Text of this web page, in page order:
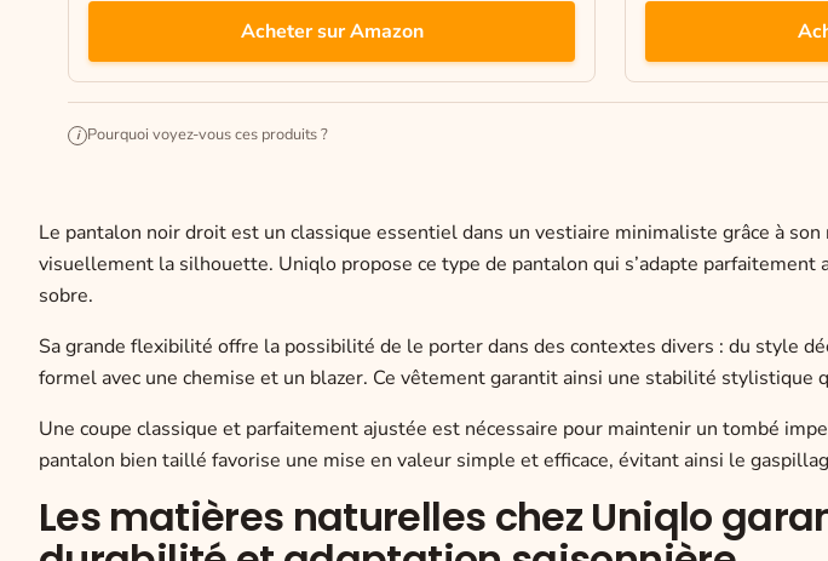
Acheter sur Amazon
i Pourquoi voyez-vous ces produits ?
Le pantalon noir droit est un classique essentiel dans un vestiaire minimaliste grâce à
visuellement la silhouette. Uniqlo propose ce type de pantalon qui s’adapte parfaitement
sobre.
Sa grande flexibilité offre la possibilité de le porter dans des contextes divers : du style
formel avec une chemise et un blazer. Ce vêtement garantit ainsi une stabilité stylistique
Une coupe classique et parfaitement ajustée est nécessaire pour maintenir un tombé
pantalon bien taillé favorise une mise en valeur simple et efficace, évitant ainsi le
Les matières naturelles chez Uniqlo